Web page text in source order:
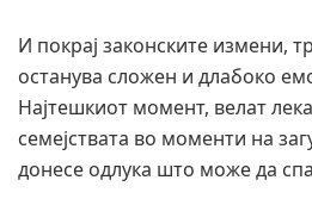
И покрај законските измени,
останува сложен и длабоко
Најтешкиот момент, велат
семејствата во моменти на
донесе одлука што може да